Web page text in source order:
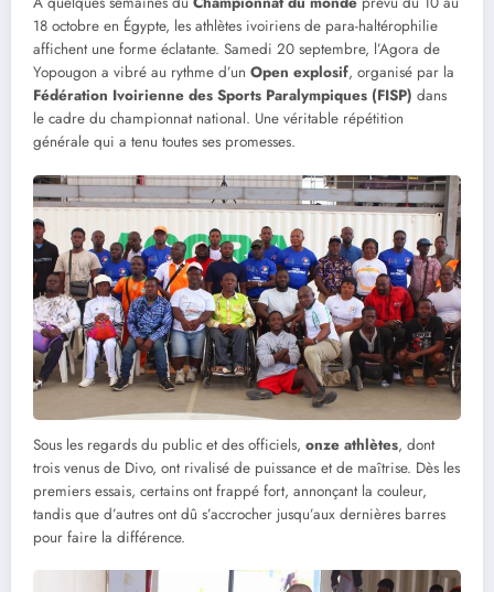
18 octobre en Égypte, les athlètes ivoiriens de para-haltérophilie
affichent une forme éclatante. Samedi 20 septembre, l’Agora de
Yopougon a vibré au rythme d’un Open explosif, organisé par la
Fédération Ivoirienne des Sports Paralympiques (FISP) dans
le cadre du championnat national. Une véritable répétition
générale qui a tenu toutes ses promesses.
Sous les regards du public et des officiels, onze athlètes, dont
trois venus de Divo, ont rivalisé de puissance et de maîtrise. Dès les
premiers essais, certains ont frappé fort, annonçant la couleur,
tandis que d’autres ont dû s’accrocher jusqu’aux dernières barres
pour faire la différence.